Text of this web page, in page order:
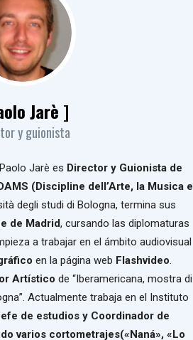
Jarè ]
y guionista
Jarè es Director y Guionista de
(Discipline dell’Arte, la Musica e
degli studi di Bologna, termina sus
de Madrid, cursando las diplomaturas
a trabajar en el ámbito audiovisual
en la página web Flashvideo
Artístico de “Iberamericana, mostra di
Actualmente trabaja en el Instituto
de estudios y Coordinador de
varios cortometrajes(«Naná», «Lo